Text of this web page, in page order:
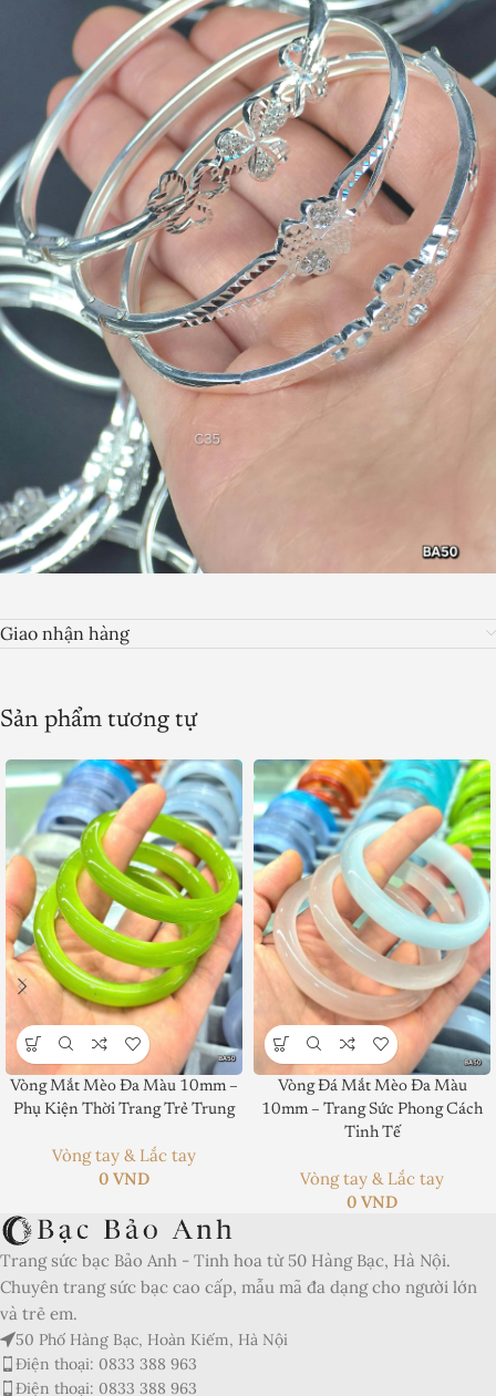
Product SKU:
Product Currency:
Price Valid Until:
Product In-Stock:
Xếp hạng của biên tập viên:
5
Giao nhận hàng
Sản phẩm tương tự
Vòng Mắt Mèo Đa Màu 10mm –
Phụ Kiện Thời Trang Trẻ Trung
Vòng tay & Lắc tay
0 VND
Vòng Đá Mắt Mèo Đa Màu
10mm – Trang Sức Phong Cách
Tinh Tế
Vòng tay & Lắc tay
0 VND
Trang sức bạc Bảo Anh - Tinh hoa từ 50 Hàng Bạc, Hà Nội.
Chuyên trang sức bạc cao cấp, mẫu mã đa dạng cho người lớn
và trẻ em.
50 Phố Hàng Bạc, Hoàn Kiếm, Hà Nội
Điện thoại: 0833 388 963
Điện thoại: 0833 388 963